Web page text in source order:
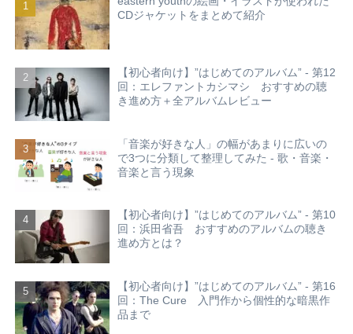
CDジャケットをまとめて紹介
【初心者向け】”はじめてのアルバム” - 第12
回：エレファントカシマシ おすすめの聴
き進め方＋全アルバムレビュー
「音楽が好きな人」の幅があまりに広いの
で3つに分類して整理してみた - 歌・音楽・
音楽と言う現象
【初心者向け】”はじめてのアルバム” - 第10
回：浜田省吾 おすすめのアルバムの聴き
進め方とは？
【初心者向け】”はじめてのアルバム” - 第16
回：The Cure 入門作から個性的な暗黒作
品まで